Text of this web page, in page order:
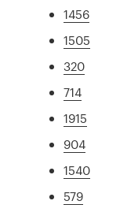
1456
1505
320
714
1915
904
1540
579